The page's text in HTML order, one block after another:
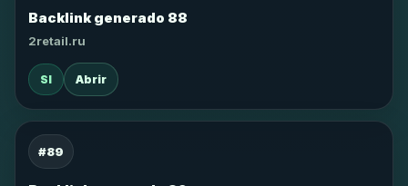
Backlink generado 88
2retail.ru
SI Abrir
#89